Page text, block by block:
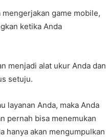
game mobile,
ketika Anda
menjadi alat ukur Anda dan
setuju.
layanan Anda, maka Anda
pernah bisa menemukan
hanya akan mengumpulkan